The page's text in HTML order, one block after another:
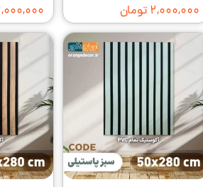
۲,۰۰۰,۰۰۰ تومان ۲,۰۰۰,۰۰۰